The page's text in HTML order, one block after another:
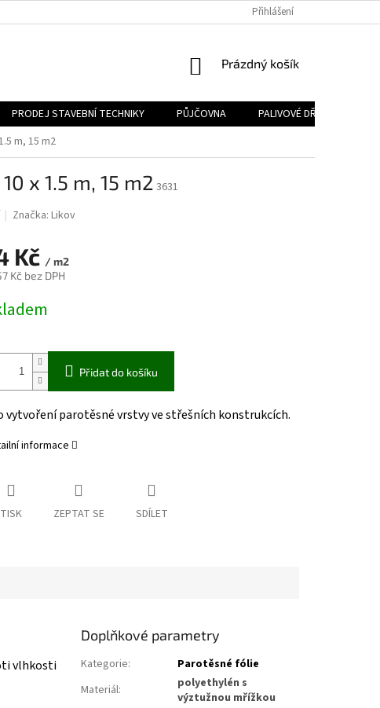
Přihlášení
NÁKUPNÍ
Prázdný košík
PRODEJ STAVEBNÍ TECHNIKY PŮJČOVNA PALIVOVÉ DŘEVO
m, 15 m2
x 1.5 m, 15 m2 3631
Značka:Likov
Kč / m2
Kč bez DPH
Přidat do košíku
vytvoření parotěsné vrstvy ve střešních konstrukcích.
informace
TISK ZEPTAT SE SDÍLET
vlhkosti
Doplňkové parametry
Kategorie:
Parotěsné fólie
Materiál:
polyethylén s
výztužnou mřížkou